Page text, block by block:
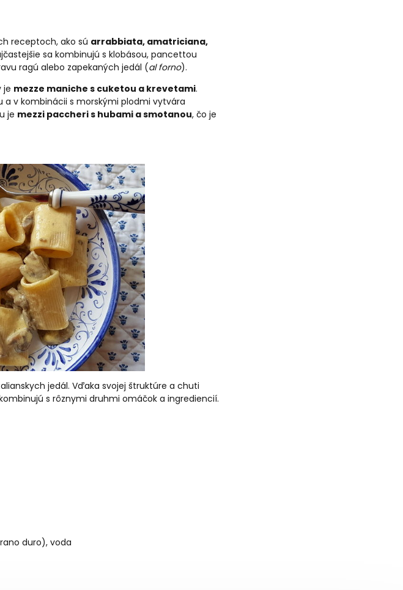
receptoch, ako sú arrabbiata, amatriciana,
sa kombinujú s klobásou, pancettou
ragú alebo zapekaných jedál (al forno).
je mezze maniche s cuketou a krevetami.
v kombinácii s morskými plodmi vytvára
je mezzi paccheri s hubami a smotanou, čo je
jedál. Vďaka svojej štruktúre a chuti
s rôznymi druhmi omáčok a ingrediencií.
duro), voda